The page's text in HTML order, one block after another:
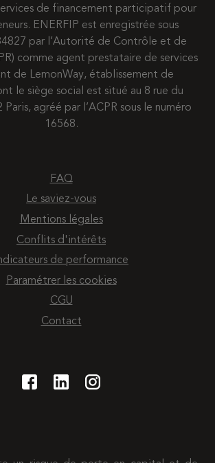
de financement participatif pour
ENERFIP est enregistrée sous
par l’Autorité de Contrôle et de
comme agent prestataire de services
de LemonWay, établissement de
le siège social est situé au 8 rue du
agréé par l’ACPR sous le numéro
16568.
FAQ
Le saviez-vous
Mentions légales
Conflits d'intérêts
de performance
Paramétrer les cookies
CGU
Contact